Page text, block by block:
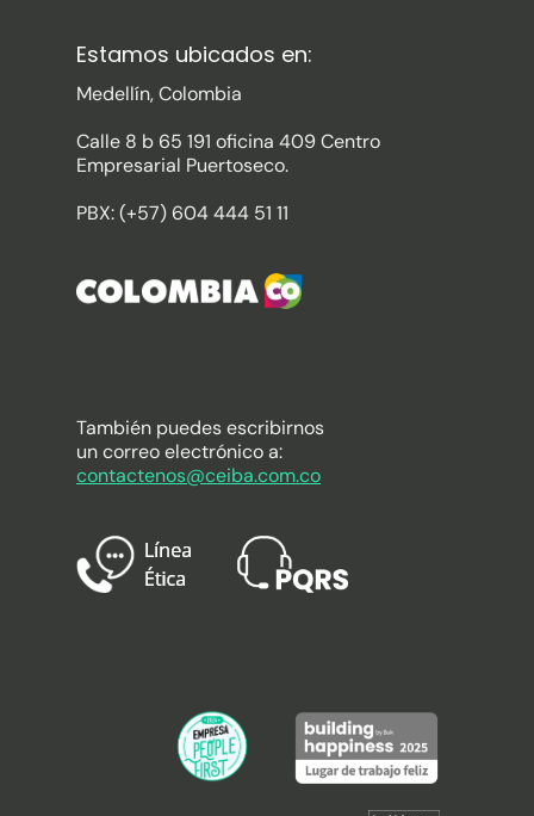
Estamos ubicados en:
Medellín, Colombia
Calle 8 b 65 191 oficina 409 Centro
Empresarial Puertoseco.
PBX: (+57) 604 444 51 11
También puedes escribirnos
un correo electrónico a:
contactenos@ceiba.com.co